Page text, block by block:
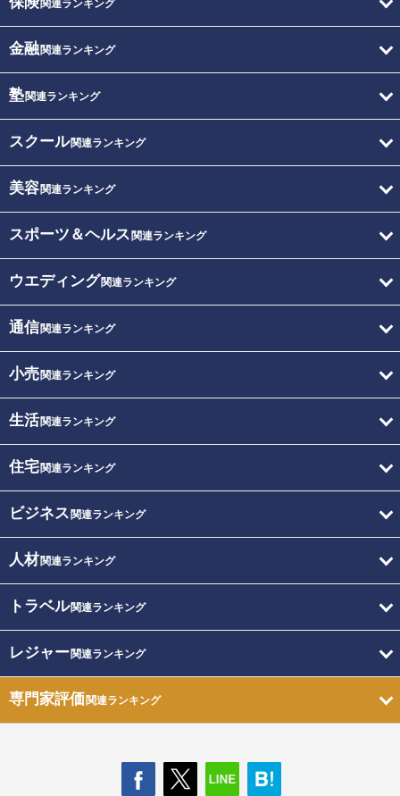
関連ランキング
金融関連ランキング
塾関連ランキング
スクール関連ランキング
美容関連ランキング
スポーツ＆ヘルス 関連ランキング
ウエディング関連ランキング
通信関連ランキング
小売関連ランキング
生活関連ランキング
住宅関連ランキング
ビジネス 関連ランキング
人材関連ランキング
トラベル関連ランキング
レジャー関連ランキング
専門家評価関連ランキング